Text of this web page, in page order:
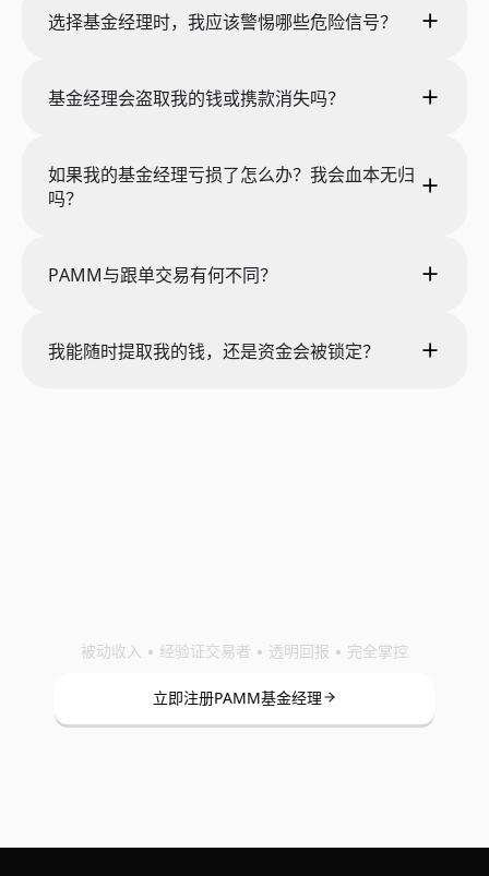
选择基金经理时，我应该警惕哪些危险信号？
基金经理会盗取我的钱或携款消失吗？
如果我的基金经理亏损了怎么办？我会血本无归
吗？
PAMM与跟单交易有何不同？
我能随时提取我的钱，还是资金会被锁定？
被动收入 • 经验证交易者 • 透明回报 • 完全掌控
立即注册PAMM基金经理